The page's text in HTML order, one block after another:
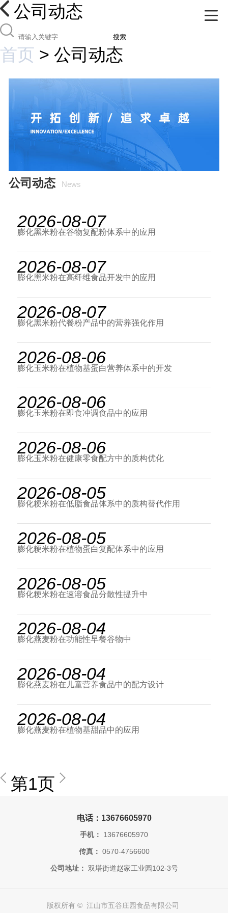
公司动态
搜索
首页 > 公司动态
公司动态 News
2026-08-07
膨化黑米粉在谷物复配粉体系中的应用
2026-08-07
膨化黑米粉在高纤维食品开发中的应用
2026-08-07
膨化黑米粉代餐粉产品中的营养强化作用
2026-08-06
膨化玉米粉在植物基蛋白营养体系中的开发
2026-08-06
膨化玉米粉在即食冲调食品中的应用
2026-08-06
膨化玉米粉在健康零食配方中的质构优化
2026-08-05
膨化粳米粉在低脂食品体系中的质构替代作用
2026-08-05
膨化粳米粉在植物蛋白复配体系中的应用
2026-08-05
膨化粳米粉在速溶食品分散性提升中
2026-08-04
膨化燕麦粉在功能性早餐谷物中
2026-08-04
膨化燕麦粉在儿童营养食品中的配方设计
2026-08-04
膨化燕麦粉在植物基甜品中的应用
第1页
电话：13676605970
手机： 13676605970
传真： 0570-4756600
公司地址： 双塔街道赵家工业园102-3号
版权所有 © 江山市五谷庄园食品有限公司